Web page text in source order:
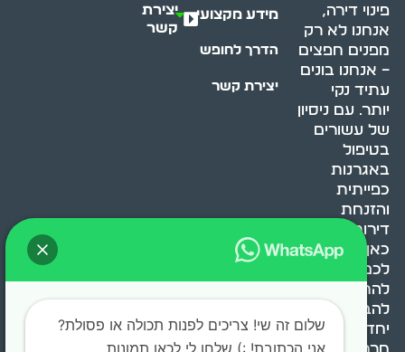
פינוי דירה,
אנחנו לא רק
מפנים חפצים
– אנחנו בונים
עתיד נקי
יותר. עם ניסיון
של עשורים
בטיפול
באגרנות
כפייתית
והזנחת
דירות, אנחנו
כאן כדי לעזור
לכם
להתמודד,
להבין ולשנות.
יחד, ניצור
מידע מקצועי
הדרך לחופש
יצירת קשר
יצירת
קשר
שלום זה שי! צריכים לפנות תכולה או פסולת?
אני הכתובת! :) שלחו לי לכאן תמונות